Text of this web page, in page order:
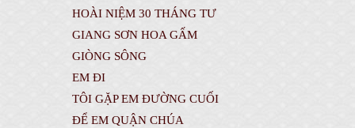
HOÀI NIỆM 30 THÁNG TƯ
GIANG SƠN HOA GẤM
GIÒNG SÔNG
EM ĐI
TÔI GẶP EM ĐƯỜNG CUỐI
ĐỂ EM QUẬN CHÚA